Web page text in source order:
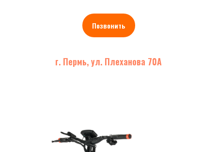
Позвонить
г. Пермь, ул. Плеханова 70А